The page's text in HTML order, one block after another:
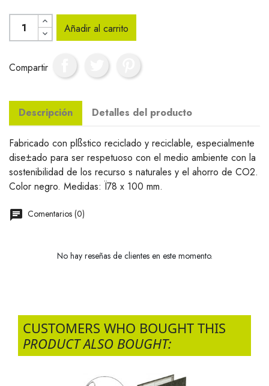
Añadir al carrito
Compartir
Descripción Detalles del producto
Fabricado con plßstico reciclado y reciclable, especialmente
dise±ado para ser respetuoso con el medio ambiente con la
sostenibilidad de los recurso s naturales y el ahorro de CO2.
Color negro. Medidas: Ï78 x 100 mm.
Comentarios (0)
No hay reseñas de clientes en este momento.
CUSTOMERS WHO BOUGHT THIS
PRODUCT ALSO BOUGHT: